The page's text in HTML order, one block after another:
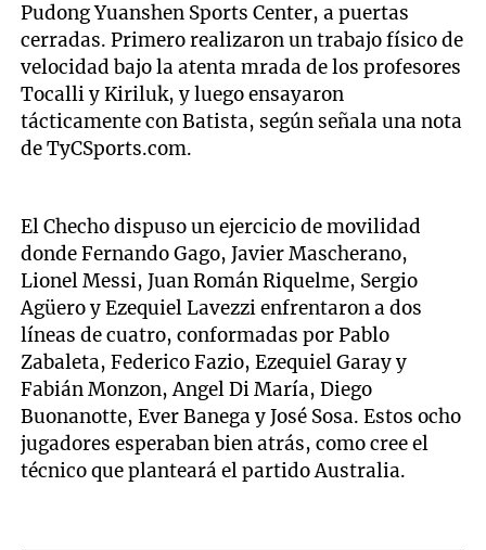
Pudong Yuanshen Sports Center, a puertas
cerradas. Primero realizaron un trabajo físico de
velocidad bajo la atenta mrada de los profesores
Tocalli y Kiriluk, y luego ensayaron
tácticamente con Batista, según señala una nota
de TyCSports.com.
El Checho dispuso un ejercicio de movilidad
donde Fernando Gago, Javier Mascherano,
Lionel Messi, Juan Román Riquelme, Sergio
Agüero y Ezequiel Lavezzi enfrentaron a dos
líneas de cuatro, conformadas por Pablo
Zabaleta, Federico Fazio, Ezequiel Garay y
Fabián Monzon, Angel Di María, Diego
Buonanotte, Ever Banega y José Sosa. Estos ocho
jugadores esperaban bien atrás, como cree el
técnico que planteará el partido Australia.